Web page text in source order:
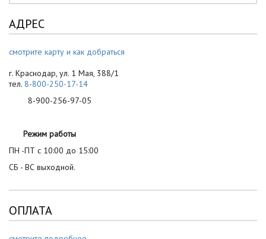
АДРЕС
смотрите карту и как добраться
г. Краснодар, ул. 1 Мая, 388/1
тел. 8-800-250-17-14
8-900-256-97-05
Режим работы
ПН -ПТ с 10:00 до 15:00
СБ - ВС выходной.
ОПЛАТА